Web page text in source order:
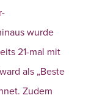
wurde
21-mal mit
als „Beste
Zudem